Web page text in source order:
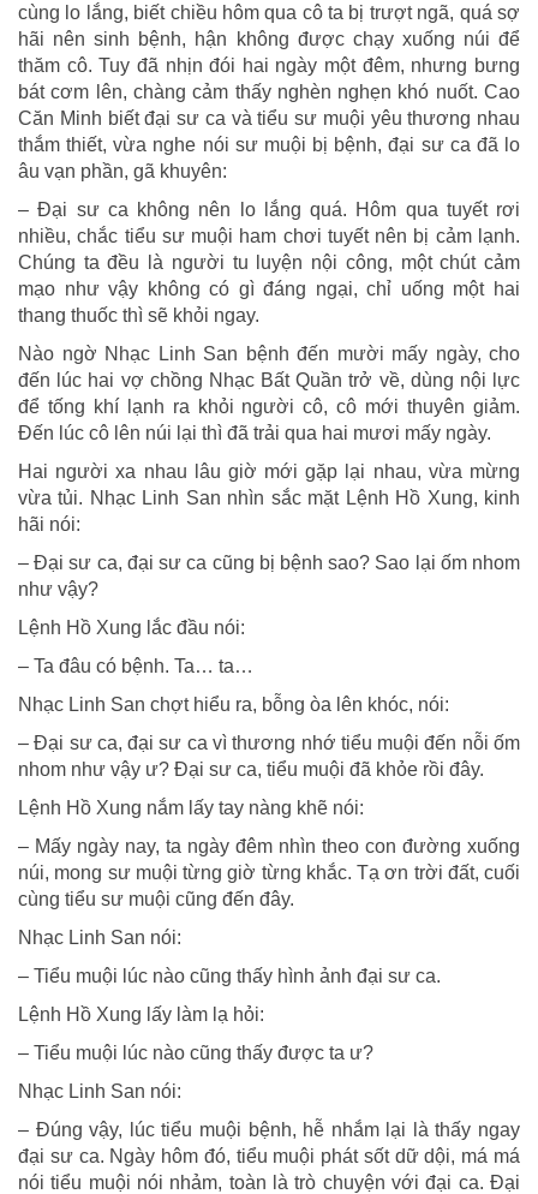
cùng lo lắng, biết chiều hôm qua cô ta bị trượt ngã, quá sợ
hãi nên sinh bệnh, hận không được chạy xuống núi để
thăm cô. Tuy đã nhịn đói hai ngày một đêm, nhưng bưng
bát cơm lên, chàng cảm thấy nghèn nghẹn khó nuốt. Cao
Căn Minh biết đại sư ca và tiểu sư muội yêu thương nhau
thắm thiết, vừa nghe nói sư muội bị bệnh, đại sư ca đã lo
âu vạn phần, gã khuyên:
– Đại sư ca không nên lo lắng quá. Hôm qua tuyết rơi
nhiều, chắc tiểu sư muội ham chơi tuyết nên bị cảm lạnh.
Chúng ta đều là người tu luyện nội công, một chút cảm
mạo như vậy không có gì đáng ngại, chỉ uống một hai
thang thuốc thì sẽ khỏi ngay.
Nào ngờ Nhạc Linh San bệnh đến mười mấy ngày, cho
đến lúc hai vợ chồng Nhạc Bất Quần trở về, dùng nội lực
để tống khí lạnh ra khỏi người cô, cô mới thuyên giảm.
Đến lúc cô lên núi lại thì đã trải qua hai mươi mấy ngày.
Hai người xa nhau lâu giờ mới gặp lại nhau, vừa mừng
vừa tủi. Nhạc Linh San nhìn sắc mặt Lệnh Hồ Xung, kinh
hãi nói:
– Đại sư ca, đại sư ca cũng bị bệnh sao? Sao lại ốm nhom
như vậy?
Lệnh Hồ Xung lắc đầu nói:
– Ta đâu có bệnh. Ta… ta…
Nhạc Linh San chợt hiểu ra, bỗng òa lên khóc, nói:
– Đại sư ca, đại sư ca vì thương nhớ tiểu muội đến nỗi ốm
nhom như vậy ư? Đại sư ca, tiểu muội đã khỏe rồi đây.
Lệnh Hồ Xung nắm lấy tay nàng khẽ nói:
– Mấy ngày nay, ta ngày đêm nhìn theo con đường xuống
núi, mong sư muội từng giờ từng khắc. Tạ ơn trời đất, cuối
cùng tiểu sư muội cũng đến đây.
Nhạc Linh San nói:
– Tiểu muội lúc nào cũng thấy hình ảnh đại sư ca.
Lệnh Hồ Xung lấy làm lạ hỏi:
– Tiểu muội lúc nào cũng thấy được ta ư?
Nhạc Linh San nói:
– Đúng vậy, lúc tiểu muội bệnh, hễ nhắm lại là thấy ngay
đại sư ca. Ngày hôm đó, tiểu muội phát sốt dữ dội, má má
nói tiểu muội nói nhảm, toàn là trò chuyện với đại ca. Đại